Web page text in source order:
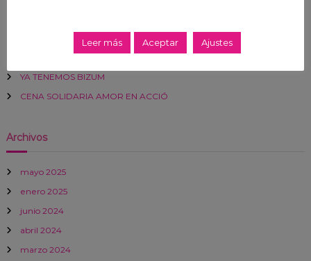
MEMORIA DE ACTIVIDADES 2024
GALA LÍRICA
YA TENEMOS BIZUM
CENA SOLIDARIA AMOR EN ACCIÓ
Archivos
mayo 2025
enero 2025
junio 2024
abril 2024
marzo 2024
Leer más Aceptar Ajustes